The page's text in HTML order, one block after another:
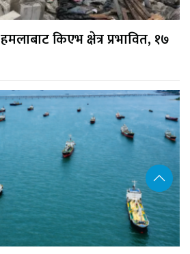
किएभ क्षेत्र प्रभावित, १७